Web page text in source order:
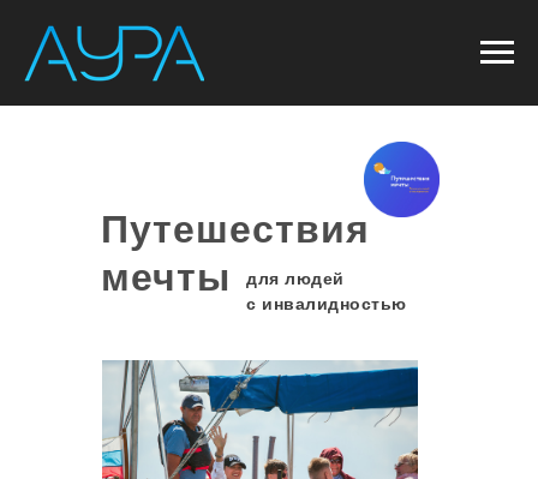
Путешествия
мечты
для людей
с инвалидностью